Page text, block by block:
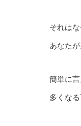
それは
あなた
簡単に
多くな